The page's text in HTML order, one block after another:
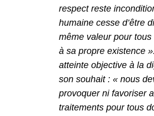
respect reste
humaine cesse d’être
même valeur pour tous
à sa propre existence
atteinte objective à la
son souhait : « nous
provoquer ni favoriser
traitements pour tous